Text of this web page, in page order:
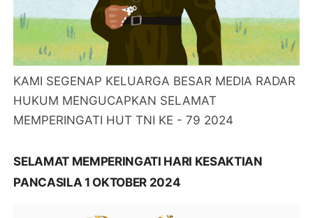
KAMI SEGENAP KELUARGA BESAR MEDIA RADAR
HUKUM MENGUCAPKAN SELAMAT
MEMPERINGATI HUT TNI KE - 79 2024
SELAMAT MEMPERINGATI HARI KESAKTIAN
PANCASILA 1 OKTOBER 2024